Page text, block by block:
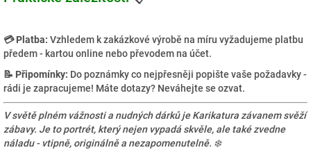
💳 Platba: Vzhledem k zakázkové výrobě na míru vyžadujeme platbu
předem - kartou online nebo převodem na účet.
📝 Připomínky: Do poznámky co nejpřesněji popište vaše požadavky -
rádi je zapracujeme! Máte dotazy? Neváhejte se ozvat.
V světě plném vážnosti a nudných dárků je Karikatura závanem svěží
zábavy. Je to portrét, který nejen vypadá skvěle, ale také zvedne
náladu - vtipně, originálně a nezapomenutelně. ❄️